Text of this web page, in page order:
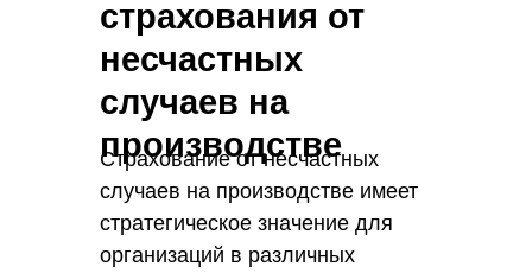
страхования от
несчастных
случаев на
производстве
Страхование от несчастных
случаев на производстве имеет
стратегическое значение для
организаций в различных